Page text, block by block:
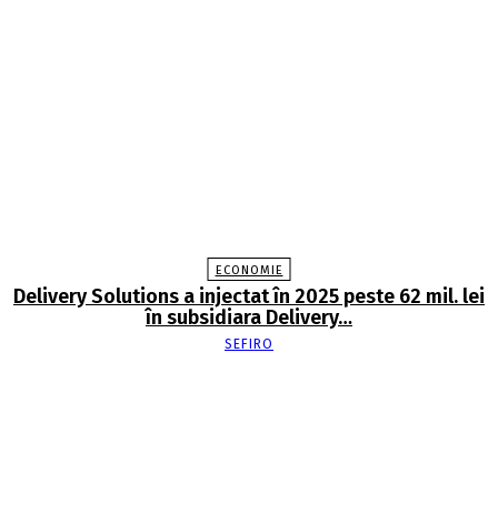
ECONOMIE
Delivery Solutions a injectat în 2025 peste 62 mil. lei
în subsidiara Delivery…
SEFIRO